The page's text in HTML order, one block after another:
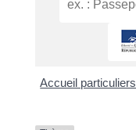
Accueil particuliers